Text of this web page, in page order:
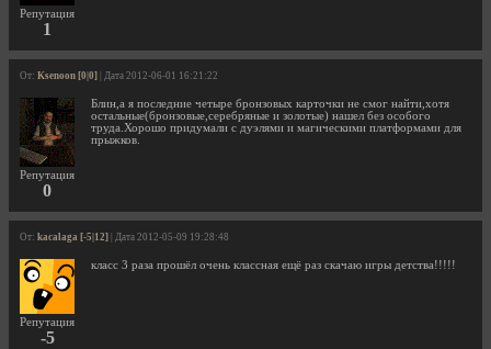
Репутация
1
От: Ksenoon [0|0] | Дата 2012-06-01 16:21:22
Репутация
0
Блин,а я последние четыре бронзовых карточки не смог найти,хотя
остальные(бронзовые,серебряные и золотые) нашел без особого
труда.Хорошо придумали с дуэлями и магическими платформами для
прыжков.
От: kacalaga [-5|12] | Дата 2012-05-09 19:28:48
Репутация
-5
класс 3 раза прошёл очень классная ещё раз скачаю игры детства!!!!!